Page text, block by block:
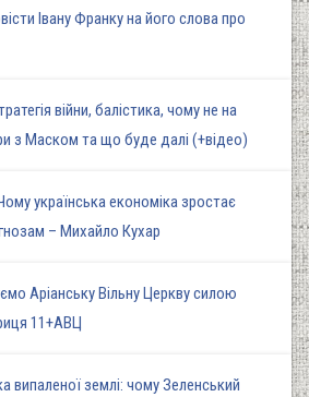
Івану Франку на його слова про
війни, балістика, чому не на
з Маском та що буде далі (+відео)
українська економіка зростає
– Михайло Кухар
Аріанську Вільну Церкву силою
11+АВЦ
випаленої землі: чому Зеленський